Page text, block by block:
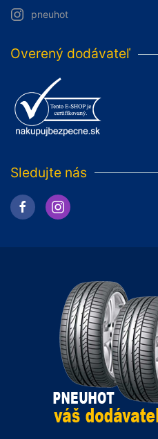
pneuhot
Overený dodávateľ
Sledujte nás